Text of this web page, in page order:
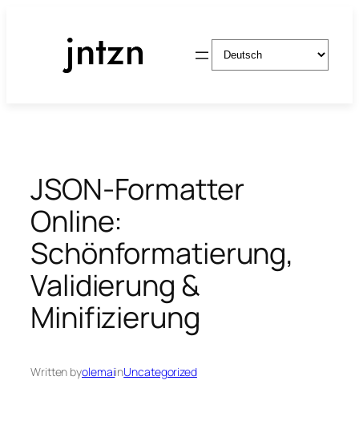
Sprache
auswählen
JSON-Formatter
Online:
Schönformatierung,
Validierung &
Minifizierung
Written byolemaiinUncategorized